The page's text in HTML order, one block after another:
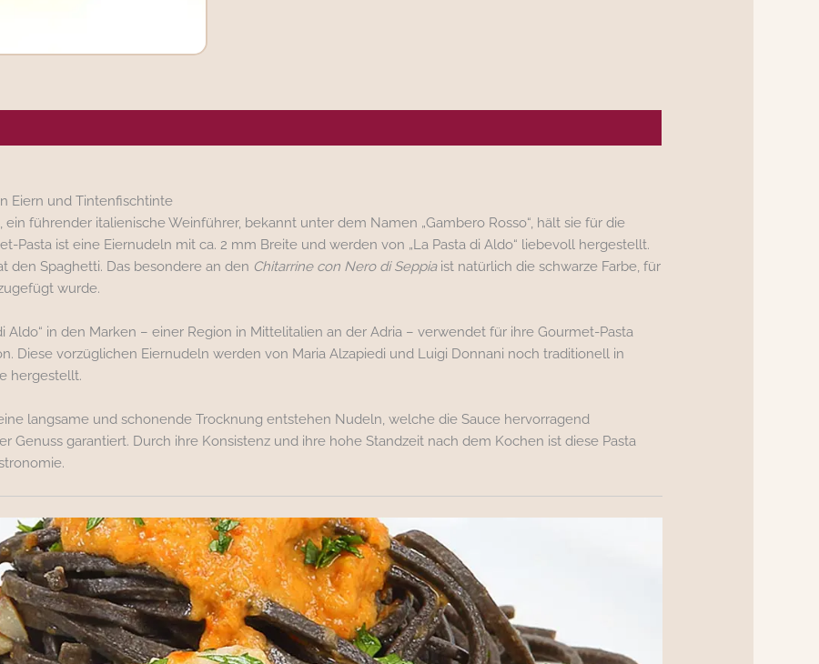
Eiern und Tintenfischtinte
ein führender italienische Weinführer, bekannt unter dem Namen „Gambero Rosso“, hält sie für die
Pasta ist eine Eiernudeln mit ca. 2 mm Breite und werden von „La Pasta di Aldo“ liebevoll hergestellt.
den Spaghetti. Das besondere an den Chitarrine con Nero di Seppiaist natürlich die schwarze Farbe, für
wurde.
Aldo“ in den Marken – einer Region in Mittelitalien an der Adria – verwendet für ihre Gourmet-Pasta
Diese vorzüglichen Eiernudeln werden von Maria Alzapiedi und Luigi Donnani noch traditionell in
hergestellt.
langsame und schonende Trocknung entstehen Nudeln, welche die Sauce hervorragend
Genuss garantiert. Durch ihre Konsistenz und ihre hohe Standzeit nach dem Kochen ist diese Pasta